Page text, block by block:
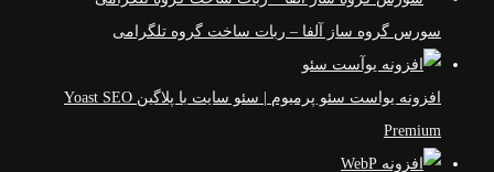
سورس گروه ساز آلفا – ربات ساخت گروه تلگرامی
افزونه یواست سئو پرمیوم | سئو سایت با پلاگین Yoast SEO
Premium